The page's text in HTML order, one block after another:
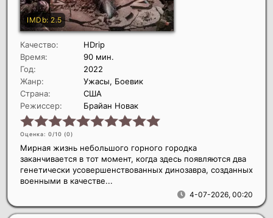
Качество:
HDrip
Время:
90 мин.
Год:
2022
Жанр:
Ужасы, Боевик
Страна:
США
Режиссер:
Брайан Новак
Оценка: 0/10 (0)
4-07-2026, 00:20
Мирная жизнь небольшого горного городка
заканчивается в тот момент, когда здесь появляются два
генетически усовершенствованных динозавра, созданных
военными в качестве...